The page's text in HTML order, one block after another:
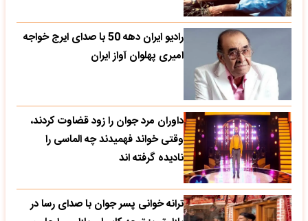
رادیو ایران دهه 50 با صدای ایرج خواجه
امیری پهلوان آواز ایران
داوران مرد جوان را زود قضاوت کردند،
وقتی خواند فهمیدند چه الماسی را
نادیده گرفته اند
ترانه خوانی پسر جوان با صدای رسا در